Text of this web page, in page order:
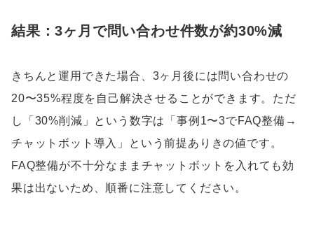
結果：3ヶ月で問い合わせ件数が約30%減
きちんと運用できた場合、3ヶ月後には問い合わせの
20〜35%程度を自己解決させることができます。ただ
し「30%削減」という数字は「事例1〜3でFAQ整備→
チャットボット導入」という前提ありきの値です。
FAQ整備が不十分なままチャットボットを入れても効
果は出ないため、順番に注意してください。